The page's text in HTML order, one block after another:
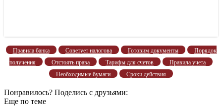
Правила банка Советует налогова Готовим документы
Порядок
получения
Отстоять права Тарифы для счетов
Правила учета
Необходимые бумаги
Сроки действия
Понравилось? Поделись с друзьями:
Еще по теме